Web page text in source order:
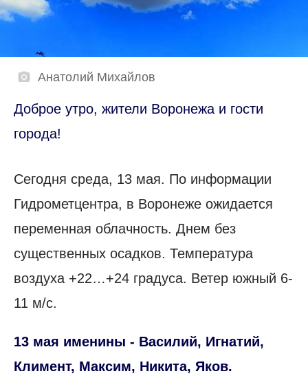
Анатолий Михайлов
Доброе утро, жители Воронежа и гости
города!
Сегодня среда, 13 мая. По информации
Гидрометцентра, в Воронеже ожидается
переменная облачность. Днем без
существенных осадков. Температура
воздуха +22…+24 градуса. Ветер южный 6-
11 м/с.
13 мая именины - Василий, Игнатий,
Климент, Максим, Никита, Яков.